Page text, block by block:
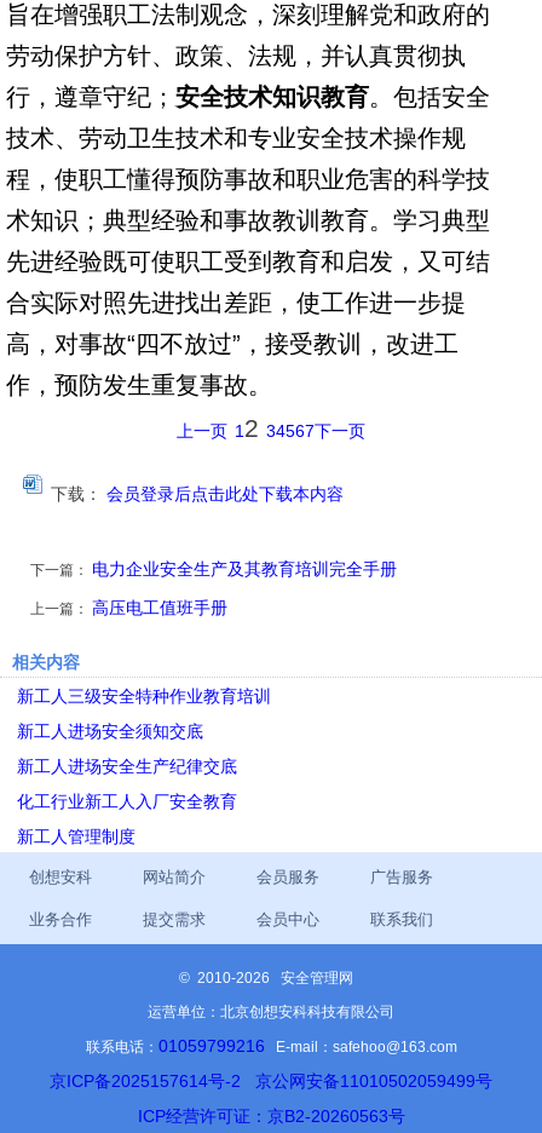
旨在增强职工法制观念，深刻理解党和政府的
劳动保护方针、政策、法规，并认真贯彻执
行，遵章守纪； 安全技术知识教育。包括安全
技术、劳动卫生技术和专业安全技术操作规
程，使职工懂得预防事故和职业危害的科学技
术知识；典型经验和事故教训教育。学习典型
先进经验既可使职工受到教育和启发，又可结
合实际对照先进找出差距，使工作进一步提
高，对事故“四不放过”，接受教训，改进工
作，预防发生重复事故。
上一页 1 2 34567下一页
下载： 会员登录后点击此处下载本内容
下一篇： 电力企业安全生产及其教育培训完全手册
上一篇： 高压电工值班手册
相关内容
新工人三级安全特种作业教育培训
新工人进场安全须知交底
新工人进场安全生产纪律交底
化工行业新工人入厂安全教育
新工人管理制度
创想安科 网站简介 会员服务 广告服务
业务合作 提交需求 会员中心 联系我们
© 2010-2026 安全管理网
运营单位：北京创想安科科技有限公司
联系电话： 01059799216 E-mail：safehoo@163.com
京ICP备2025157614号-2
京公网安备11010502059499号
ICP经营许可证：京B2-20260563号